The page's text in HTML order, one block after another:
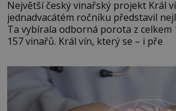
Největší český vinařský projekt Král
jednadvacátém ročníku představil
Ta vybírala odborná porota z celkem
157 vinařů. Král vín, který se – i pře